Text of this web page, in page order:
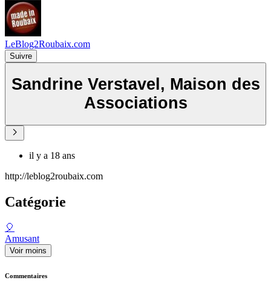
LeBlog2Roubaix.com
Suivre
Sandrine Verstavel, Maison des
Associations
il y a 18 ans
http://leblog2roubaix.com
Catégorie
🎈
Amusant
Voir moins
Commentaires